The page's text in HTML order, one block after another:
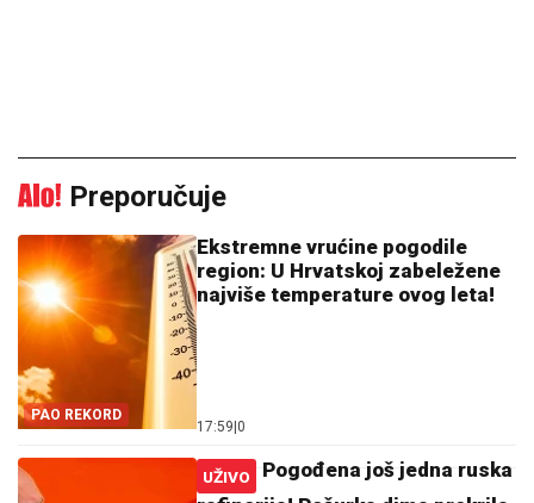
Preporučuje
PAO REKORD
Ekstremne vrućine pogodile
region: U Hrvatskoj zabeležene
najviše temperature ovog leta!
17:59 0
UŽIVO
Pogođena još jedna ruska